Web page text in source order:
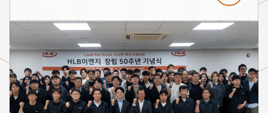
전시회에서는 차세대 해양 무인 기술 및 친환경 선박
기술을 비롯한 다양한 선박 제조 역량을 선보이며 많은
관심을 받았습니다. ■ 전시 개요 행사명: MADEX 2025
(International Maritime Defense Industry
Exhibition) 기간: 2025년 5월 28일(수) ~ 5월 31일
(토) 장소: 부산 벡스코 제1전시장 G301 부스